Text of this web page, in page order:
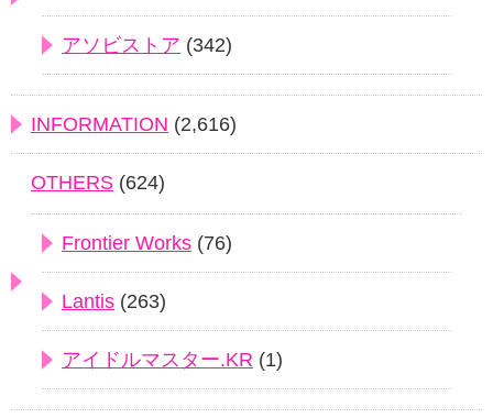
アソビストア (342)
INFORMATION (2,616)
OTHERS (624)
Frontier Works (76)
Lantis (263)
アイドルマスター.KR (1)